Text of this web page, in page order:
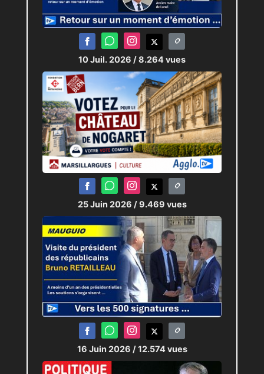
10 Juil. 2026 / 8.264 vues
25 Juin 2026 / 9.469 vues
16 Juin 2026 / 12.574 vues